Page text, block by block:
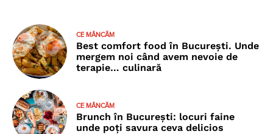
CE MÂNCĂM
Best comfort food în București. Unde
mergem noi când avem nevoie de
terapie… culinară
CE MÂNCĂM
Brunch în București: locuri faine
unde poţi savura ceva delicios